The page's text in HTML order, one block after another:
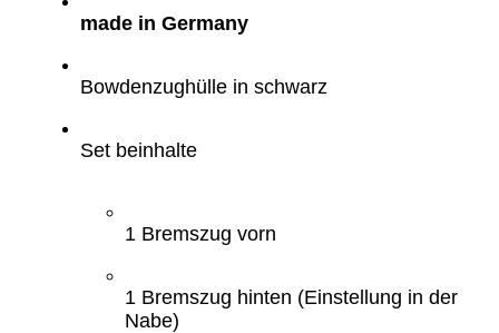
made in Germany
Bowdenzughülle in schwarz
Set beinhalte
1 Bremszug vorn
1 Bremszug hinten (Einstellung in der
Nabe)